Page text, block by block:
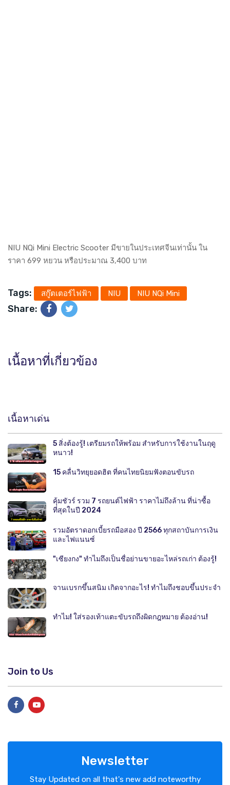
NIU NQi Mini Electric Scooter มีขายในประเทศจีนเท่านั้น ใน
ราคา 699 หยวน หรือประมาณ 3,400 บาท
Tags: สกู๊ตเตอร์ไฟฟ้า NIU NIU NQi Mini
Share:
เนื้อหาที่เกี่ยวข้อง
เนื้อหาเด่น
5 สิ่งต้องรู้! เตรียมรถให้พร้อม สำหรับการใช้งานในฤดู
หนาว!
15 คลื่นวิทยุยอดฮิต ที่คนไทยนิยมฟังตอนขับรถ
คุ้มชัวร์ รวม 7 รถยนต์ไฟฟ้า ราคาไม่ถึงล้าน ที่น่าซื้อ
ที่สุดในปี 2024
รวมอัตราดอกเบี้ยรถมือสอง ปี 2566 ทุกสถาบันการเงิน
และไฟแนนซ์
"เซียงกง" ทำไมถึงเป็นชื่อย่านขายอะไหล่รถเก่า ต้องรู้!
จานเบรกขึ้นสนิม เกิดจากอะไร! ทำไมถึงชอบขึ้นประจำ
ทำไม! ใส่รองเท้าแตะขับรถถึงผิดกฎหมาย ต้องอ่าน!
Join to Us
Newsletter
Stay Updated on all that's new add noteworthy